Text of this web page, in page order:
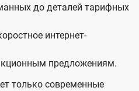
до деталей тарифных
интернет-
предложениям.
только современные